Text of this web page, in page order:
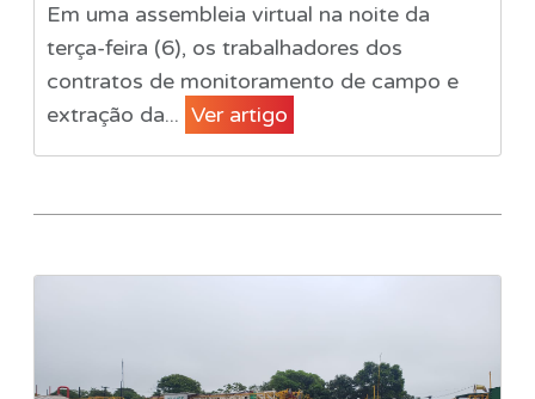
Em uma assembleia virtual na noite da
terça-feira (6), os trabalhadores dos
contratos de monitoramento de campo e
extração da... Ver artigo